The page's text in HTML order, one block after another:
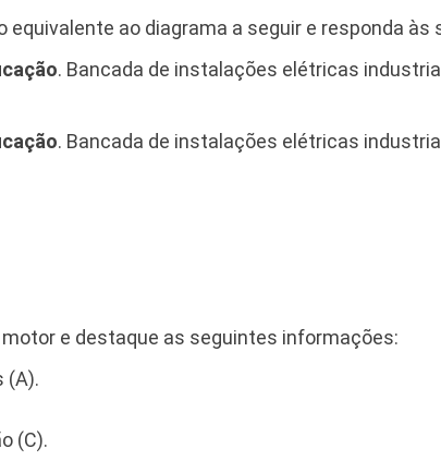
ao diagrama a seguir e responda
. Bancada de instalações elétricas
. Bancada de instalações elétricas
e destaque as seguintes informações:
(A).
(C).